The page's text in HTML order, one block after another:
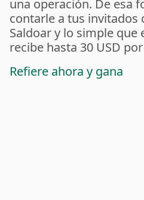
una operación. De esa
contarle a tus invitados
Saldoar y lo simple que
recibe hasta 30 USD
Refiere ahora y gana